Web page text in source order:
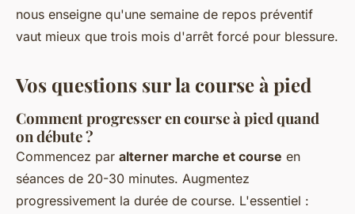
nous enseigne qu'une semaine de repos préventif
vaut mieux que trois mois d'arrêt forcé pour blessure.
Vos questions sur la course à pied
Comment progresser en course à pied quand
on débute ?
Commencez par alterner marche et course en
séances de 20-30 minutes. Augmentez
progressivement la durée de course. L'essentiel :